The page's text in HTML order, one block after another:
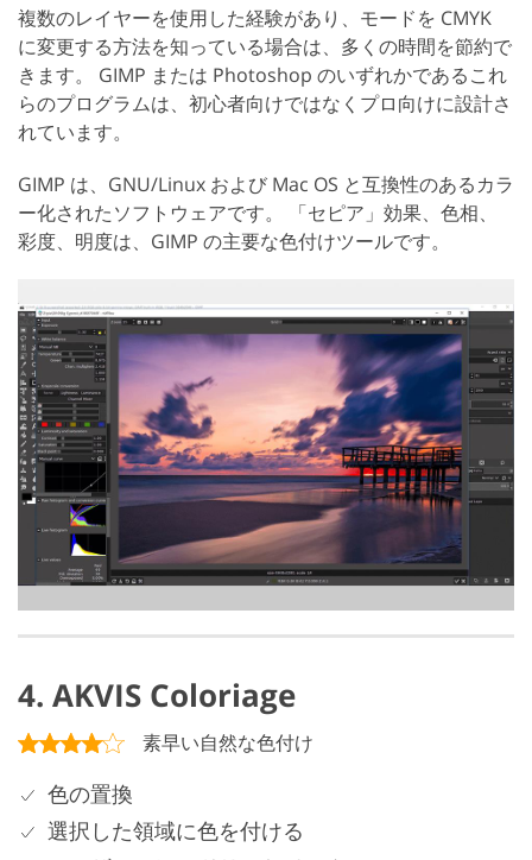
複数のレイヤーを使用した経験があり、モードを CMYK
に変更する方法を知っている場合は、多くの時間を節約で
きます。 GIMP または Photoshop のいずれかであるこれ
らのプログラムは、初心者向けではなくプロ向けに設計さ
れています。
GIMP は、GNU/Linux および Mac OS と互換性のあるカラ
ー化されたソフトウェアです。 「セピア」効果、色相、
彩度、明度は、GIMP の主要な色付けツールです。
4. AKVIS Coloriage
素早い自然な色付け
色の置換
選択した領域に色を付ける